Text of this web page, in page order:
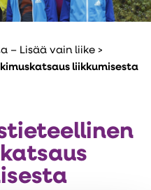
– Lisää vain liike>
liikkumisesta